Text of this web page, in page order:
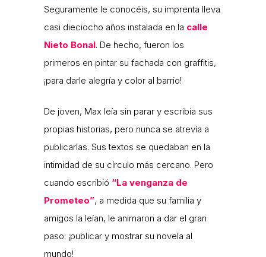
Seguramente le conocéis, su imprenta lleva
casi dieciocho años instalada en la calle
Nieto Bonal. De hecho, fueron los
primeros en pintar su fachada con graffitis,
¡para darle alegría y color al barrio!
De joven, Max leía sin parar y escribía sus
propias historias, pero nunca se atrevía a
publicarlas. Sus textos se quedaban en la
intimidad de su círculo más cercano. Pero
cuando escribió “La venganza de
Prometeo”, a medida que su familia y
amigos la leían, le animaron a dar el gran
paso: ¡publicar y mostrar su novela al
mundo!